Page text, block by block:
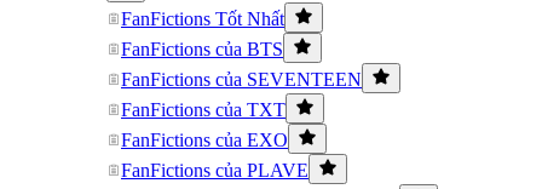
FanFictions Tốt Nhất
FanFictions của BTS
FanFictions của SEVENTEEN
FanFictions của TXT
FanFictions của EXO
FanFictions của PLAVE